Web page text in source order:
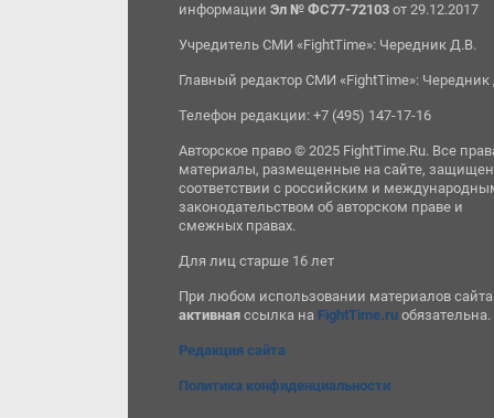
информацииЭл № ФС77-72103 от 29.12.2017
Учредитель СМИ «FightTime»: Чередник Д.В.
Главный редактор СМИ «FightTime»: Чередник
Телефон редакции: +7 (495) 147-17-16
Авторское право © 2025 FightTime.Ru. Все
материалы, размещенные на сайте,
соответствии с российским и
законодательством об авторском праве и
смежных правах.
Для лиц старше 16 лет
При любом использовании материалов сайта
активная ссылка на FightTime.ru обязательна.
Редакция сайта
Политика конфиденциальности